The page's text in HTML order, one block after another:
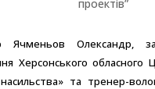
Ячменьов Олександр,
Херсонського обласного
та тренер-